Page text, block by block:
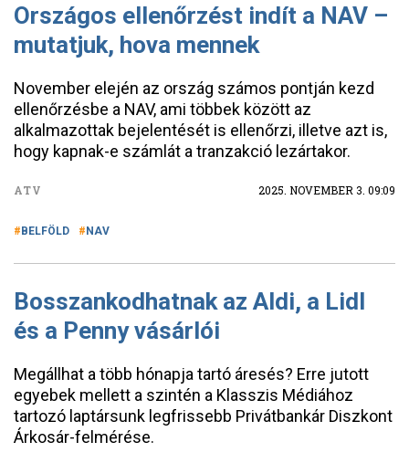
Országos ellenőrzést indít a NAV –
mutatjuk, hova mennek
November elején az ország számos pontján kezd
ellenőrzésbe a NAV, ami többek között az
alkalmazottak bejelentését is ellenőrzi, illetve azt is,
hogy kapnak-e számlát a tranzakció lezártakor.
ATV 2025. NOVEMBER 3. 09:09
BELFÖLD NAV
Bosszankodhatnak az Aldi, a Lidl
és a Penny vásárlói
Megállhat a több hónapja tartó áresés? Erre jutott
egyebek mellett a szintén a Klasszis Médiához
tartozó laptársunk legfrissebb Privátbankár Diszkont
Árkosár-felmérése.